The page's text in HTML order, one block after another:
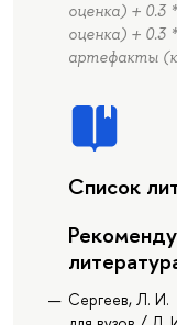
оценка) + 0.3
оценка) +
артефакты
Список
Сергеев, Л. И.